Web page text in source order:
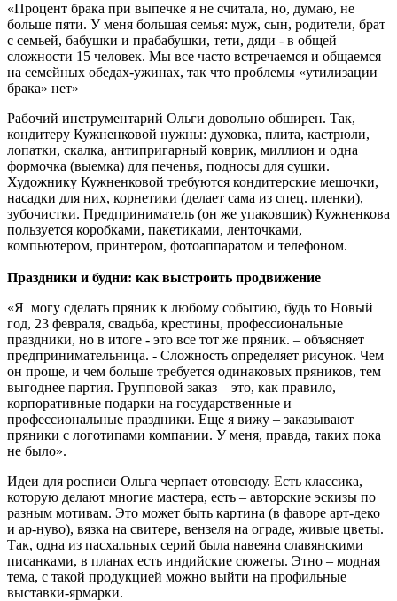
«Процент брака при выпечке я не считала, но, думаю, не
больше пяти. У меня большая семья: муж, сын, родители, брат
с семьей, бабушки и прабабушки, тети, дяди - в общей
сложности 15 человек. Мы все часто встречаемся и общаемся
на семейных обедах-ужинах, так что проблемы «утилизации
брака» нет»
Рабочий инструментарий Ольги довольно обширен. Так,
кондитеру Кужненковой нужны: духовка, плита, кастрюли,
лопатки, скалка, антипригарный коврик, миллион и одна
формочка (выемка) для печенья, подносы для сушки.
Художнику Кужненковой требуются кондитерские мешочки,
насадки для них, корнетики (делает сама из спец. пленки),
зубочистки. Предприниматель (он же упаковщик) Кужненкова
пользуется коробками, пакетиками, ленточками,
компьютером, принтером, фотоаппаратом и телефоном.
Праздники и будни: как выстроить продвижение
«Я могу сделать пряник к любому событию, будь то Новый
год, 23 февраля, свадьба, крестины, профессиональные
праздники, но в итоге - это все тот же пряник. – объясняет
предпринимательница. - Сложность определяет рисунок. Чем
он проще, и чем больше требуется одинаковых пряников, тем
выгоднее партия. Групповой заказ – это, как правило,
корпоративные подарки на государственные и
профессиональные праздники. Еще я вижу – заказывают
пряники с логотипами компании. У меня, правда, таких пока
не было».
Идеи для росписи Ольга черпает отовсюду. Есть классика,
которую делают многие мастера, есть – авторские эскизы по
разным мотивам. Это может быть картина (в фаворе арт-деко
и ар-нуво), вязка на свитере, вензеля на ограде, живые цветы.
Так, одна из пасхальных серий была навеяна славянскими
писанками, в планах есть индийские сюжеты. Этно – модная
тема, с такой продукцией можно выйти на профильные
выставки-ярмарки.